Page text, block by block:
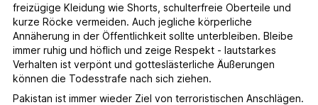
freizügige Kleidung wie Shorts, schulterfreie Oberteile und
kurze Röcke vermeiden. Auch jegliche körperliche
Annäherung in der Öffentlichkeit sollte unterbleiben. Bleibe
immer ruhig und höflich und zeige Respekt - lautstarkes
Verhalten ist verpönt und gotteslästerliche Äußerungen
können die Todesstrafe nach sich ziehen.
Pakistan ist immer wieder Ziel von terroristischen Anschlägen.